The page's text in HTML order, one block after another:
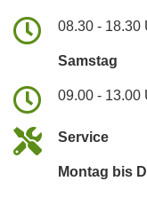
08.30 - 18.30
Samstag
09.00 - 13.00
Service
Montag bis